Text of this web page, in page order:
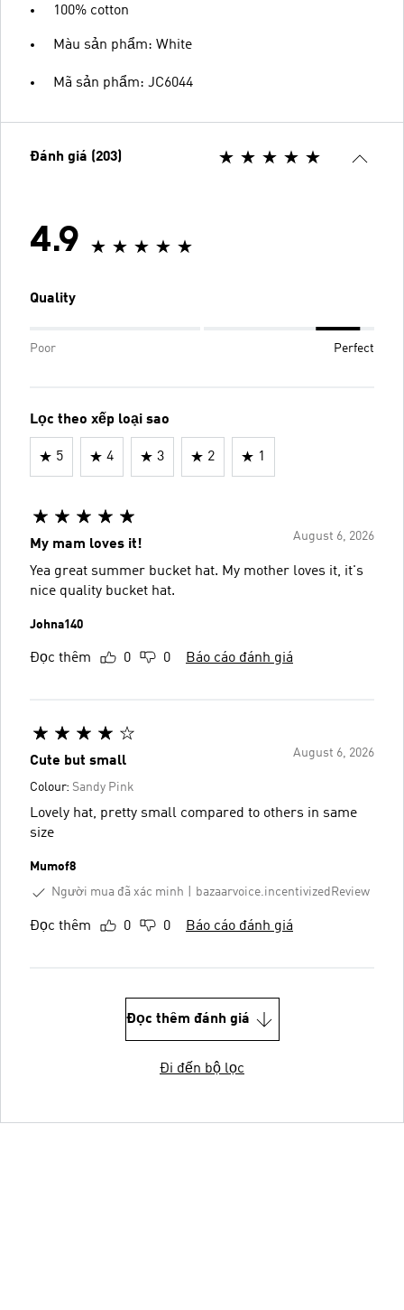
100% cotton
Màu sản phẩm: White
Mã sản phẩm: JC6044
Đánh giá (203)
4.9
Quality
Poor Perfect
Lọc theo xếp loại sao
5 4 3 2 1
August 6, 2026
My mam loves it!
Yea great summer bucket hat. My mother loves it, it's
nice quality bucket hat.
Johna140
Đọc thêm 0 0 Báo cáo đánh giá
August 6, 2026
Cute but small
Colour: Sandy Pink
Lovely hat, pretty small compared to others in same
size
Mumof8
Người mua đã xác minh
bazaarvoice.incentivizedReview
Đọc thêm 0 0 Báo cáo đánh giá
Đọc thêm đánh giá
Đi đến bộ lọc